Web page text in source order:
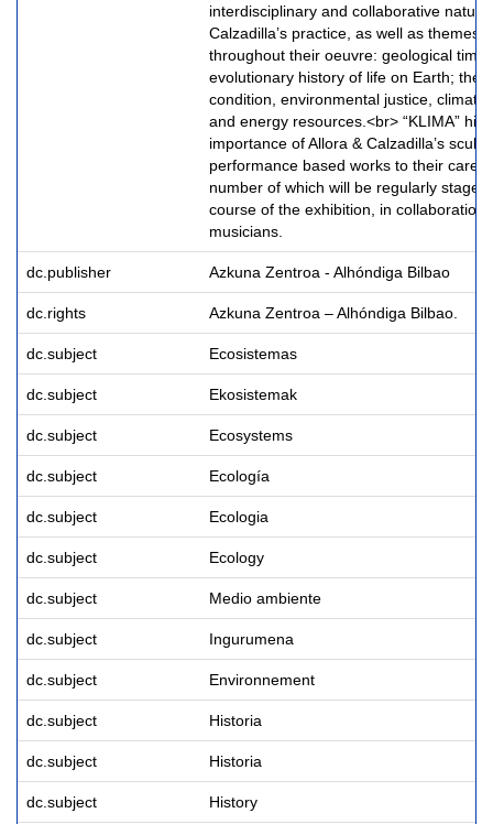
interdisciplinary and collaborative nature
Calzadilla’s practice, as well as themes
throughout their oeuvre: geological time
evolutionary history of life on Earth; the
condition, environmental justice, climate
and energy resources.<br> “KLIMA”
importance of Allora & Calzadilla’s
performance based works to their
number of which will be regularly
course of the exhibition, in collaboration
musicians.
dc.publisher Azkuna Zentroa - Alhóndiga Bilbao
dc.rights Azkuna Zentroa – Alhóndiga Bilbao.
dc.subject Ecosistemas
dc.subject Ekosistemak
dc.subject Ecosystems
dc.subject Ecología
dc.subject Ecologia
dc.subject Ecology
dc.subject Medio ambiente
dc.subject Ingurumena
dc.subject Environnement
dc.subject Historia
dc.subject Historia
dc.subject History